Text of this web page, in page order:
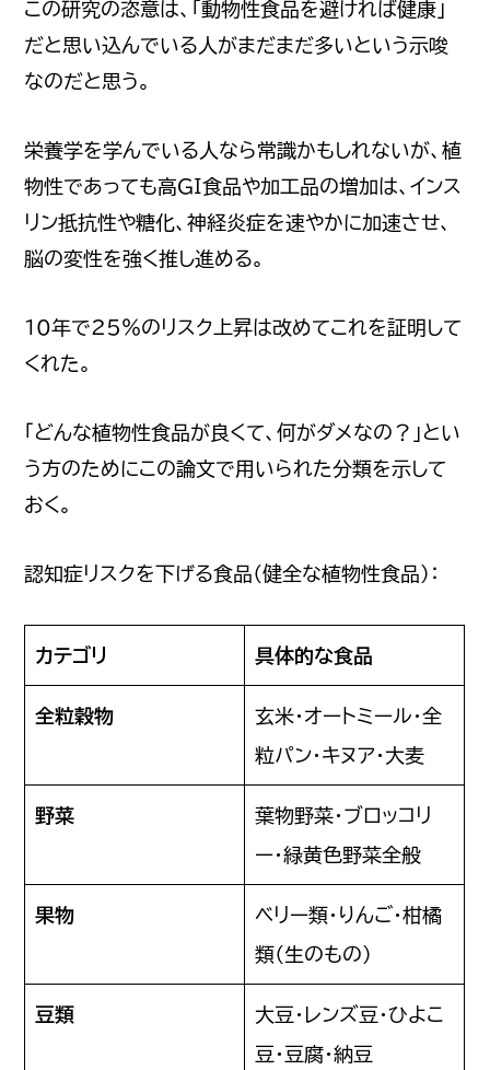
この研究の恣意は、「動物性食品を避ければ健康」
だと思い込んでいる人がまだまだ多いという示唆
なのだと思う。
栄養学を学んでいる人なら常識かもしれないが、植
物性であっても高GI食品や加工品の増加は、インス
リン抵抗性や糖化、神経炎症を速やかに加速させ、
脳の変性を強く推し進める。
10年で25%のリスク上昇は改めてこれを証明して
くれた。
「どんな植物性食品が良くて、何がダメなの？」とい
う方のためにこの論文で用いられた分類を示して
おく。
認知症リスクを下げる食品（健全な植物性食品）：
カテゴリ 具体的な食品
全粒穀物
玄米・オートミール・全
粒パン・キヌア・大麦
野菜
葉物野菜・ブロッコリ
ー・緑黄色野菜全般
果物
ベリー類・りんご・柑橘
類（生のもの）
豆類
大豆・レンズ豆・ひよこ
豆・豆腐・納豆